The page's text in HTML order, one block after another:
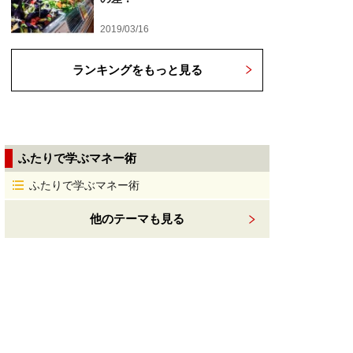
2019/03/16
ランキングをもっと見る
ふたりで学ぶマネー術
ふたりで学ぶマネー術
他のテーマも見る